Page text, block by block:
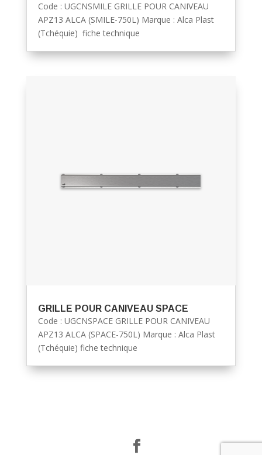
Code : UGCNSMILE GRILLE POUR CANIVEAU
APZ13 ALCA (SMILE-750L) Marque : Alca Plast
(Tchéquie) fiche technique
GRILLE POUR CANIVEAU SPACE
Code : UGCNSPACE GRILLE POUR CANIVEAU
APZ13 ALCA (SPACE-750L) Marque : Alca Plast
(Tchéquie) fiche technique